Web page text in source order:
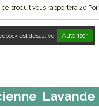
ce produit vous rapportera20
est désactivé. Autoriser